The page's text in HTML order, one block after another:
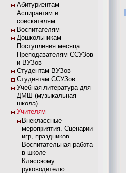
Абитуриентам
Аспирантам и
соискателям
Воспитателям
Дошкольникам
Поступления месяца
Преподавателям ССУЗов
и ВУЗов
Студентам ВУЗов
Студентам ССУЗов
Учебная литература для
ДМШ (музыкальная
школа)
Учителям
Внеклассные
мероприятия. Сценарии
игр, праздников
Воспитательная работа
в школе
Классному
руководителю